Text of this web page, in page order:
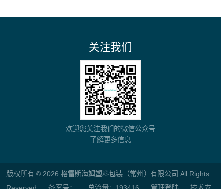
关注我们
欢迎您关注我们的微信公众号
了解更多信息
版权所有 © 2026 格雷斯海姆塑料包装（常州）有限公司 All Rights